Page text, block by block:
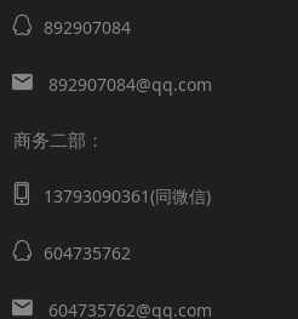
892907084
892907084@qq.com
商务二部：
13793090361(同微信)
604735762
604735762@qq.com